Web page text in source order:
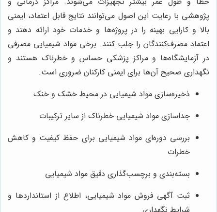
پژوهشی با رعایت این اصول می‌توانند نتایج قابل اعتماد، ایمنی
بالا و کارایی بهینه را در پروژه‌ها و خدمات خود ارائه دهند و
اعتماد مصرف‌کنندگان را جلب کنند. برخی مواد شیمیایی مصرفی
در آزمایشگاه‌ها و مراکز پزشکی حساس و خطرناک هستند و
نگهداری صحیح آن‌ها برای ایمنی کارکنان ضروری است.
ذخیره‌سازی مواد شیمیایی در محیط خشک و خنک
جداسازی مواد شیمیایی خطرناک از سایر ترکیبات
بررسی دوره‌ای مواد شیمیایی برای حفظ کیفیت و کاهش
خطرات
بسته‌بندی و برچسب‌گذاری دقیق مواد شیمیایی
ثبت آگهی فروش مواد شیمیایی، اطلاع از استانداردها و